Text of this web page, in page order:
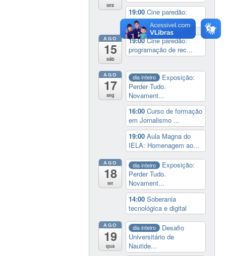
sex
19:00Cine paredão:
programação de rec...
AGO
15
sáb
19:00Cine paredão:
programação de rec...
AGO
17
seg
dia inteiro
Exposição:
Perder Tudo.
Novament...
16:00Curso de formação
em Jornalismo ...
19:00Aula Magna do
IELA: Homenagem ao...
AGO
18
ter
dia inteiro
Exposição:
Perder Tudo.
Novament...
14:00Soberania
tecnológica e digital
AGO
19
qua
dia inteiro
Desafio
Universitário de
Nautide...